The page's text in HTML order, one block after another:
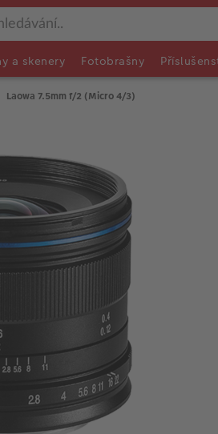
a skenery Fotobrašny
Laowa 7.5mm f/2 (Micro 4/3)